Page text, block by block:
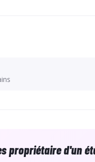
propriétaire d'un